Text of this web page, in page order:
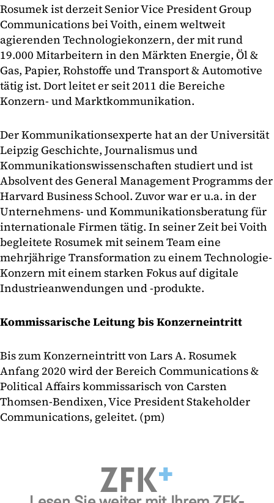
Rosumek ist derzeit Senior Vice President Group
Communications bei Voith, einem weltweit
agierenden Technologiekonzern, der mit rund
19.000 Mitarbeitern in den Märkten Energie, Öl &
Gas, Papier, Rohstoffe und Transport & Automotive
tätig ist. Dort leitet er seit 2011 die Bereiche
Konzern- und Marktkommunikation.
Der Kommunikationsexperte hat an der Universität
Leipzig Geschichte, Journalismus und
Kommunikationswissenschaften studiert und ist
Absolvent des General Management Programms der
Harvard Business School. Zuvor war er u.a. in der
Unternehmens- und Kommunikationsberatung für
internationale Firmen tätig. In seiner Zeit bei Voith
begleitete Rosumek mit seinem Team eine
mehrjährige Transformation zu einem Technologie-
Konzern mit einem starken Fokus auf digitale
Industrieanwendungen und -produkte.
Kommissarische Leitung bis Konzerneintritt
Bis zum Konzerneintritt von Lars A. Rosumek
Anfang 2020 wird der Bereich Communications &
Political Affairs kommissarisch von Carsten
Thomsen-Bendixen, Vice President Stakeholder
Communications, geleitet. (pm)